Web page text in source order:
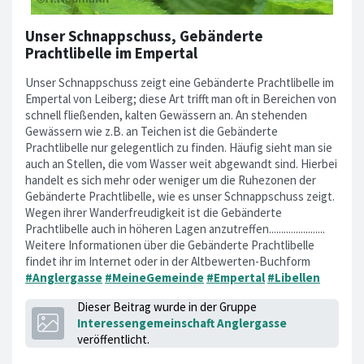
Unser Schnappschuss, Gebänderte
Prachtlibelle im Empertal
Unser Schnappschuss zeigt eine Gebänderte Prachtlibelle im
Empertal von Leiberg; diese Art trifft man oft in Bereichen von
schnell fließenden, kalten Gewässern an. An stehenden
Gewässern wie z.B. an Teichen ist die Gebänderte
Prachtlibelle nur gelegentlich zu finden. Häufig sieht man sie
auch an Stellen, die vom Wasser weit abgewandt sind. Hierbei
handelt es sich mehr oder weniger um die Ruhezonen der
Gebänderte Prachtlibelle, wie es unser Schnappschuss zeigt.
Wegen ihrer Wanderfreudigkeit ist die Gebänderte
Prachtlibelle auch in höheren Lagen anzutreffen.......................
Weitere Informationen über die Gebänderte Prachtlibelle
findet ihr im Internet oder in der Altbewerten-Buchform
#Anglergasse #MeineGemeinde #Empertal #Libellen
Dieser Beitrag wurde in der Gruppe
Interessengemeinschaft Anglergasse
veröffentlicht.